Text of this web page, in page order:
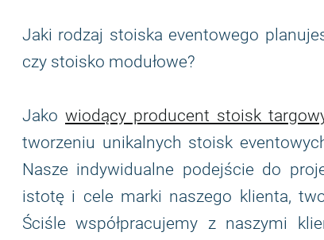
Jaki rodzaj stoiska eventowego
czy stoisko modułowe?
Jako wiodący producent stoisk
tworzeniu unikalnych stoisk
Nasze indywidualne podejście do
istotę i cele marki naszego klienta,
Ściśle współpracujemy z naszymi